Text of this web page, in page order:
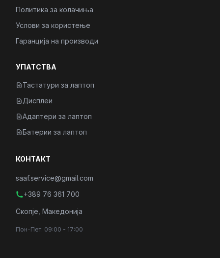
Политика за колачиња
Услови за користење
Гаранција на производи
УПАТСТВА
Тастатури за лаптоп
Дисплеи
Адаптери за лаптоп
Батерии за лаптоп
КОНТАКТ
saaf.service@gmail.com
+389 76 361 700
Скопје, Македонија
Пон-Пет: 09:00 - 17:00